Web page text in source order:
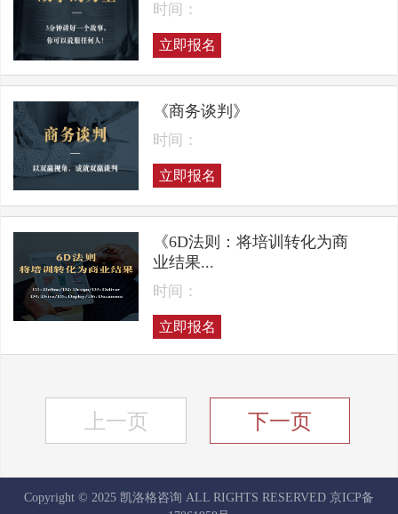
时间：
立即报名
《商务谈判》
时间：
立即报名
《6D法则：将培训转化为商
业结果...
时间：
立即报名
上一页 下一页
Copyright © 2025 凯洛格咨询 ALL RIGHTS RESERVED 京ICP备